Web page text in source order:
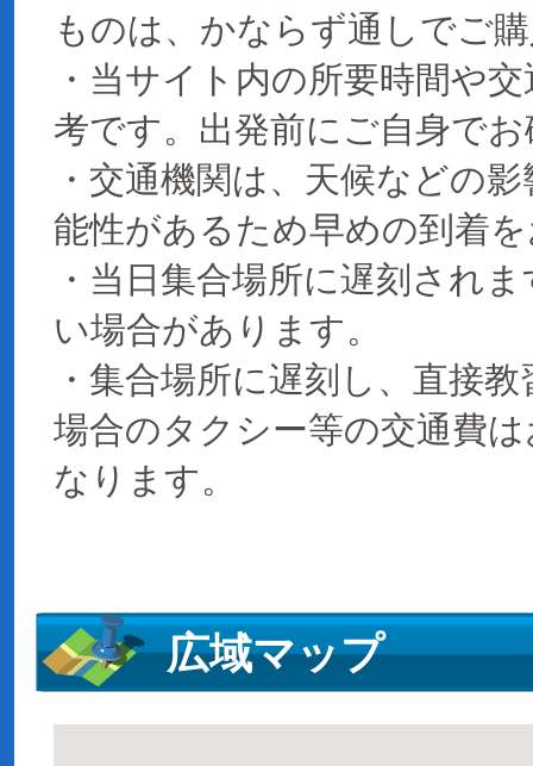
ものは、かならず通しでご
・当サイト内の所要時間や
考です。出発前にご自身で
・交通機関は、天候などの
能性があるため早めの到着
・当日集合場所に遅刻され
い場合があります。
・集合場所に遅刻し、直接
場合のタクシー等の交通費
なります。
広域マップ